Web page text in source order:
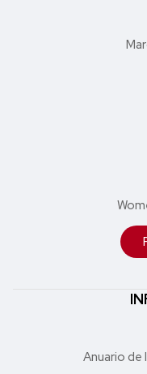
Anuario de